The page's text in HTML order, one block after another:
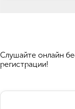
Cлушайте онлайн
регистрации!